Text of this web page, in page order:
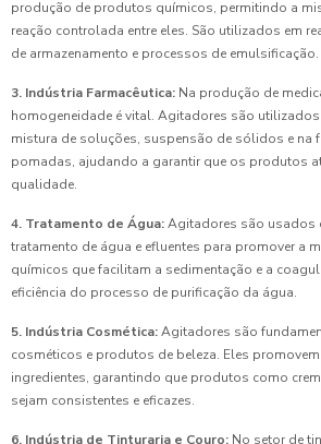
produção de produtos químicos, permitindo a
reação controlada entre eles. São utilizados em
de armazenamento e processos de emulsificação.
3. Indústria Farmacêutica: Na produção de
homogeneidade é vital. Agitadores são
mistura de soluções, suspensão de sólidos e na
pomadas, ajudando a garantir que os produtos
qualidade.
4. Tratamento de Água:Agitadores são usados
tratamento de água e efluentes para promover a
químicos que facilitam a sedimentação e a
eficiência do processo de purificação da água.
5. Indústria Cosmética:Agitadores são
cosméticos e produtos de beleza. Eles
ingredientes, garantindo que produtos como
sejam consistentes e eficazes.
6. Indústria de Tinturaria e Couro: No setor de